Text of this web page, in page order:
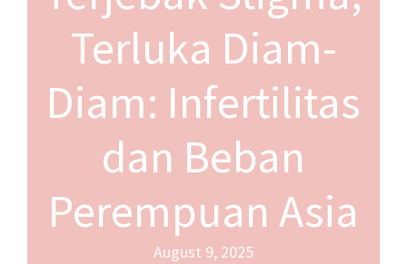
Terluka Diam-
Diam: Infertilitas
dan Beban
Perempuan Asia
August 9, 2025